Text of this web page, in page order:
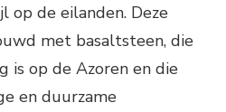
de eilanden. Deze
met basaltsteen, die
is op de Azoren en die
en duurzame